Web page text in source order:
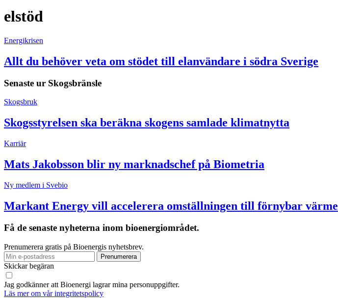
elstöd
Energikrisen
Allt du behöver veta om stödet till elanvändare i södra Sverige
Senaste ur Skogsbränsle
Skogsbruk
Skogsstyrelsen ska beräkna skogens samlade klimatnytta
Karriär
Mats Jakobsson blir ny marknadschef på Biometria
Ny medlem i Svebio
Markant Energy vill accelerera omställningen till förnybar värme
Få de senaste nyheterna inom bioenergiområdet.
Prenumerera gratis på Bioenergis nyhetsbrev.
Skickar begäran
Jag godkänner att Bioenergi lagrar mina personuppgifter.
Läs mer om vår integritetspolicy